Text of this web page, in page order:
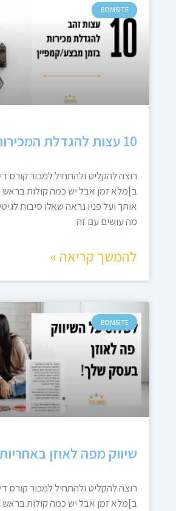
BOMSITE
10 עצות להגדלת המכירות
רוצה להקליט ולהתחיל למכור קורס
ב]מלא זמן אבל יש כמה קולות
אותך ועל פניו נראה שאלו סיבות
מה עושים עם זה
להמשך קריאה »
BOMSITE
שיווק מפה לאוזן
רוצה להקליט ולהתחיל למכור קורס
ב]מלא זמן אבל יש כמה קולות